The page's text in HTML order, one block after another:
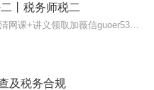
丨税务师税二
及税务合规